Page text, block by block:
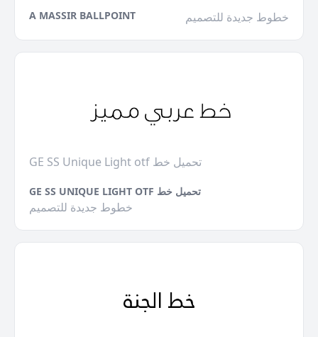
A MASSIR BALLPOINT خطوط جديدة للتصميم
GE SS Unique Light otf تحميل خط
GE SS UNIQUE LIGHT OTF تحميل خط
خطوط جديدة للتصميم